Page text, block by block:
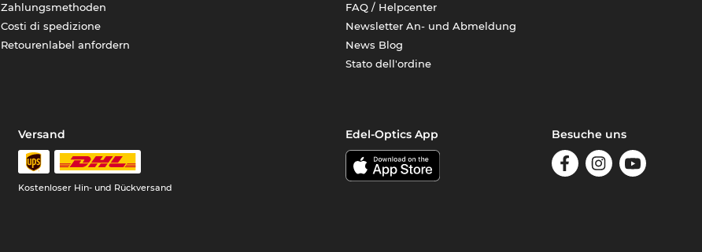
Zahlungsmethoden
Costi di spedizione
Retourenlabel anfordern
FAQ / Helpcenter
Newsletter An- und Abmeldung
News Blog
Stato dell'ordine
Versand
Kostenloser Hin- und Rückversand
Edel-Optics App Besuche uns